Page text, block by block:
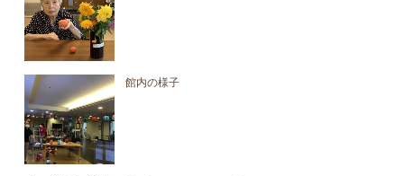
館内の様子